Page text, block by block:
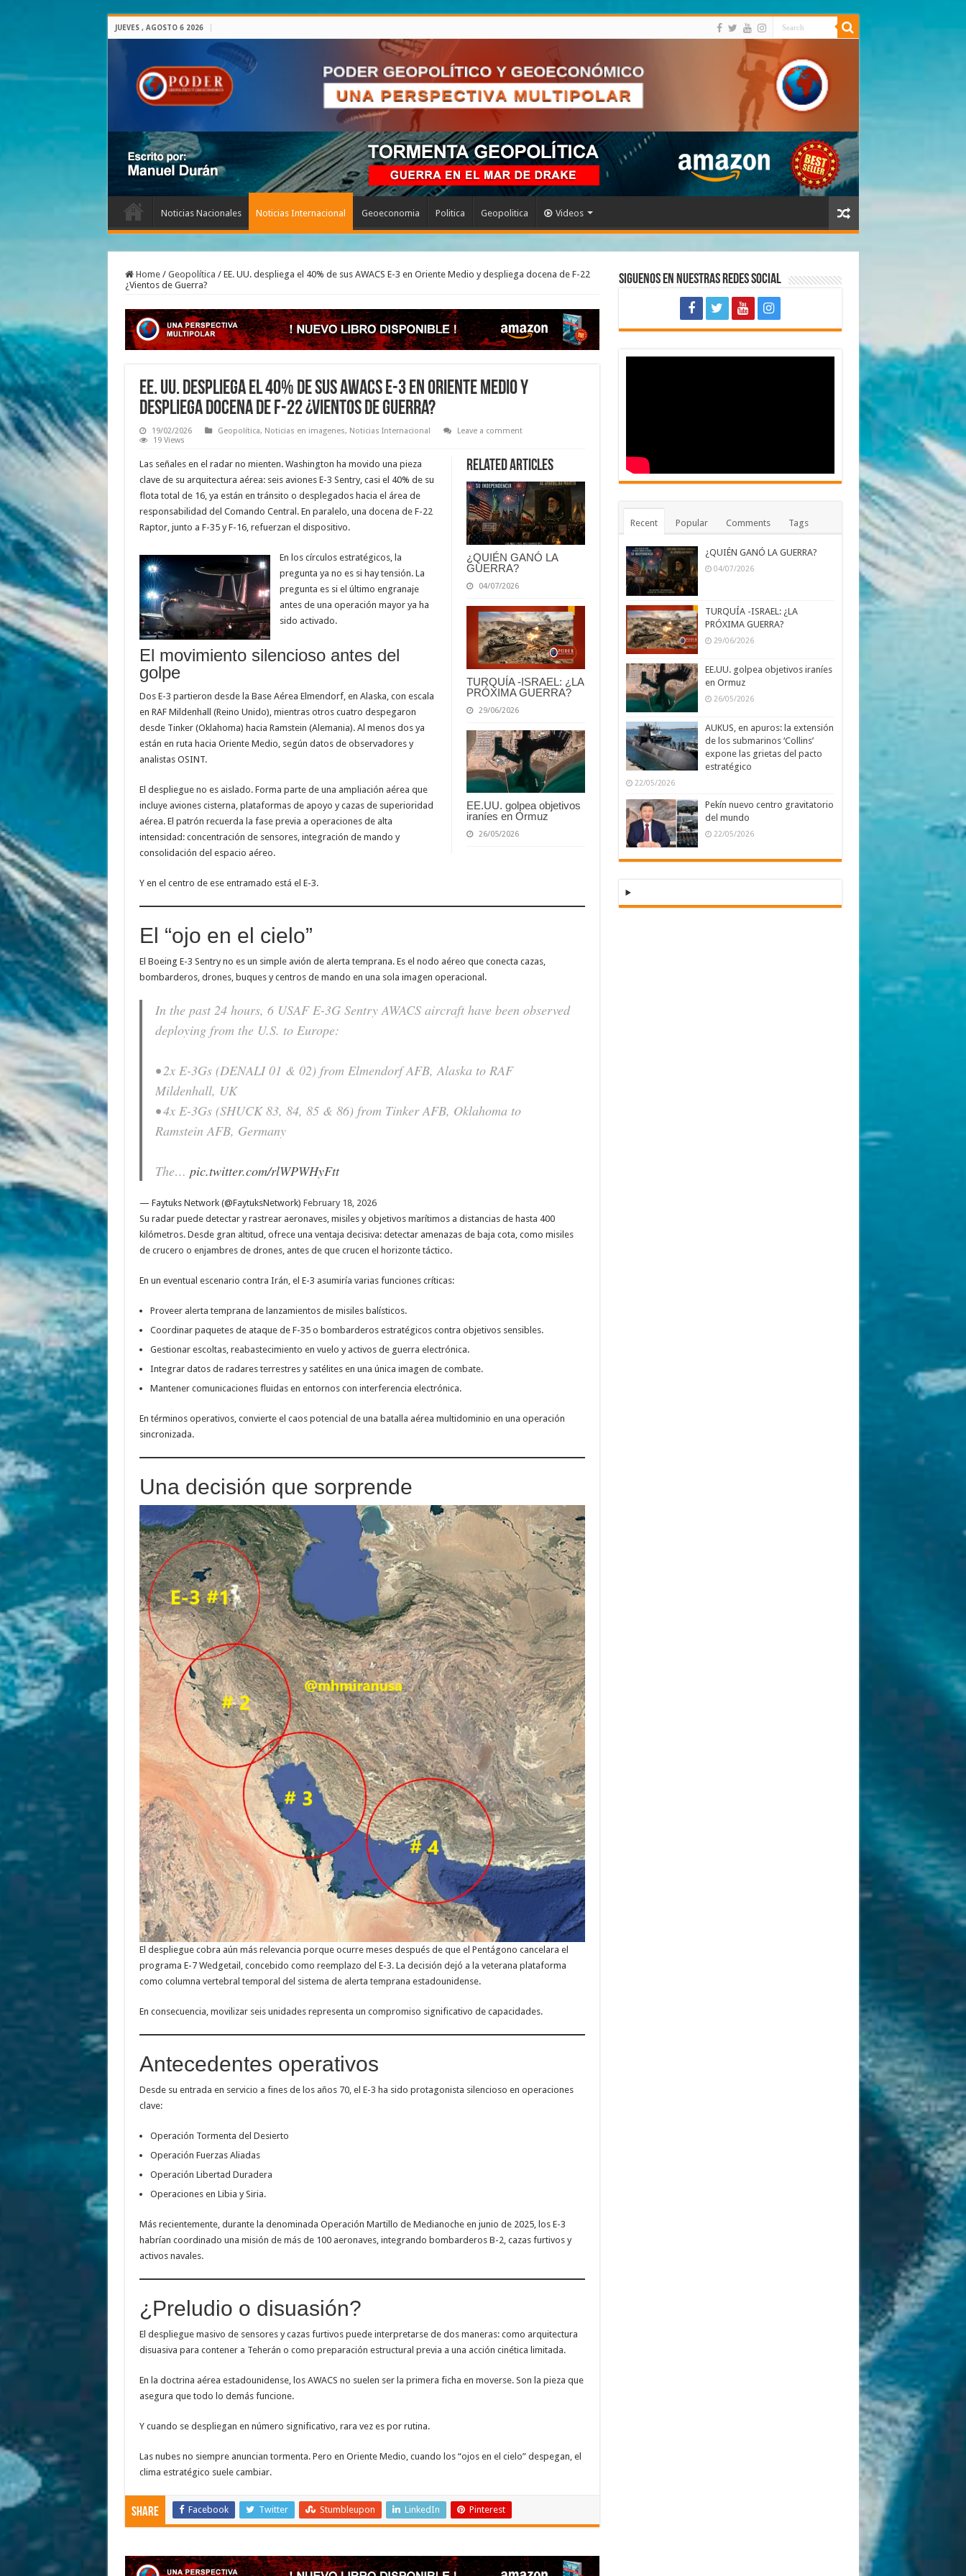
JUEVES , AGOSTO 6 2026
Noticias Nacionales Noticias Internacional Geoeconomia Politica Geopolitica Videos
Home / Geopolítica / EE. UU. despliega el 40% de sus AWACS E-3 en Oriente Medio y despliega docena de F-22
¿Vientos de Guerra?
EE. UU. despliega el 40% de sus AWACS E-3 en Oriente Medio y
despliega docena de F-22 ¿Vientos de Guerra?
19/02/2026 Geopolítica, Noticias en imagenes, Noticias Internacional
Leave a comment
19 Views
Related Articles
¿QUIÉN GANÓ LA
GUERRA?
04/07/2026
TURQUÍA -ISRAEL: ¿LA
PRÓXIMA GUERRA?
29/06/2026
EE.UU. golpea objetivos
iraníes en Ormuz
26/05/2026
Las señales en el radar no mienten. Washington ha movido una pieza
clave de su arquitectura aérea: seis aviones E-3 Sentry, casi el 40% de su
flota total de 16, ya están en tránsito o desplegados hacia el área de
responsabilidad del Comando Central. En paralelo, una docena de F-22
Raptor, junto a F-35 y F-16, refuerzan el dispositivo.
En los círculos estratégicos, la
pregunta ya no es si hay tensión. La
pregunta es si el último engranaje
antes de una operación mayor ya ha
sido activado.
El movimiento silencioso antes del
golpe
Dos E-3 partieron desde la Base Aérea Elmendorf, en Alaska, con escala
en RAF Mildenhall (Reino Unido), mientras otros cuatro despegaron
desde Tinker (Oklahoma) hacia Ramstein (Alemania). Al menos dos ya
están en ruta hacia Oriente Medio, según datos de observadores y
analistas OSINT.
El despliegue no es aislado. Forma parte de una ampliación aérea que
incluye aviones cisterna, plataformas de apoyo y cazas de superioridad
aérea. El patrón recuerda la fase previa a operaciones de alta
intensidad: concentración de sensores, integración de mando y
consolidación del espacio aéreo.
Y en el centro de ese entramado está el E-3.
El “ojo en el cielo”
El Boeing E-3 Sentry no es un simple avión de alerta temprana. Es el nodo aéreo que conecta cazas,
bombarderos, drones, buques y centros de mando en una sola imagen operacional.
In the past 24 hours, 6 USAF E-3G Sentry AWACS aircraft have been observed
deploying from the U.S. to Europe:
• 2x E-3Gs (DENALI 01 & 02) from Elmendorf AFB, Alaska to RAF
Mildenhall, UK
• 4x E-3Gs (SHUCK 83, 84, 85 & 86) from Tinker AFB, Oklahoma to
Ramstein AFB, Germany
The… pic.twitter.com/rlWPWHyFtt
— Faytuks Network (@FaytuksNetwork) February 18, 2026
Su radar puede detectar y rastrear aeronaves, misiles y objetivos marítimos a distancias de hasta 400
kilómetros. Desde gran altitud, ofrece una ventaja decisiva: detectar amenazas de baja cota, como misiles
de crucero o enjambres de drones, antes de que crucen el horizonte táctico.
En un eventual escenario contra Irán, el E-3 asumiría varias funciones críticas:
Proveer alerta temprana de lanzamientos de misiles balísticos.
Coordinar paquetes de ataque de F-35 o bombarderos estratégicos contra objetivos sensibles.
Gestionar escoltas, reabastecimiento en vuelo y activos de guerra electrónica.
Integrar datos de radares terrestres y satélites en una única imagen de combate.
Mantener comunicaciones fluidas en entornos con interferencia electrónica.
En términos operativos, convierte el caos potencial de una batalla aérea multidominio en una operación
sincronizada.
Una decisión que sorprende
El despliegue cobra aún más relevancia porque ocurre meses después de que el Pentágono cancelara el
programa E-7 Wedgetail, concebido como reemplazo del E-3. La decisión dejó a la veterana plataforma
como columna vertebral temporal del sistema de alerta temprana estadounidense.
En consecuencia, movilizar seis unidades representa un compromiso significativo de capacidades.
Antecedentes operativos
Desde su entrada en servicio a fines de los años 70, el E-3 ha sido protagonista silencioso en operaciones
clave:
Operación Tormenta del Desierto
Operación Fuerzas Aliadas
Operación Libertad Duradera
Operaciones en Libia y Siria.
Más recientemente, durante la denominada Operación Martillo de Medianoche en junio de 2025, los E-3
habrían coordinado una misión de más de 100 aeronaves, integrando bombarderos B-2, cazas furtivos y
activos navales.
¿Preludio o disuasión?
El despliegue masivo de sensores y cazas furtivos puede interpretarse de dos maneras: como arquitectura
disuasiva para contener a Teherán o como preparación estructural previa a una acción cinética limitada.
En la doctrina aérea estadounidense, los AWACS no suelen ser la primera ficha en moverse. Son la pieza que
asegura que todo lo demás funcione.
Y cuando se despliegan en número significativo, rara vez es por rutina.
Las nubes no siempre anuncian tormenta. Pero en Oriente Medio, cuando los “ojos en el cielo” despegan, el
clima estratégico suele cambiar.
Share Facebook Twitter Stumbleupon LinkedIn Pinterest
Siguenos en Nuestras Redes Social
Recent Popular Comments Tags
¿QUIÉN GANÓ LA GUERRA?
04/07/2026
TURQUÍA -ISRAEL: ¿LA
PRÓXIMA GUERRA?
29/06/2026
EE.UU. golpea objetivos iraníes
en Ormuz
26/05/2026
AUKUS, en apuros: la extensión
de los submarinos ‘Collins’
expone las grietas del pacto
estratégico
22/05/2026
Pekín nuevo centro gravitatorio
del mundo
22/05/2026